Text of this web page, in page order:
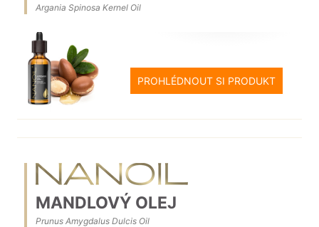
Argania Spinosa Kernel Oil
PROHLÉDNOUT SI PRODUKT
MANDLOVÝ OLEJ
Prunus Amygdalus Dulcis Oil